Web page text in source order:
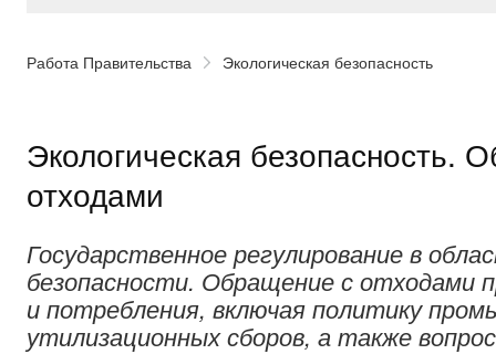
Работа Правительства Экологическая безопасность
Экологическая безопасность.
отходами
Государственное регулирование в
безопасности. Обращение с отходами
и потребления, включая политику
утилизационных сборов, а также